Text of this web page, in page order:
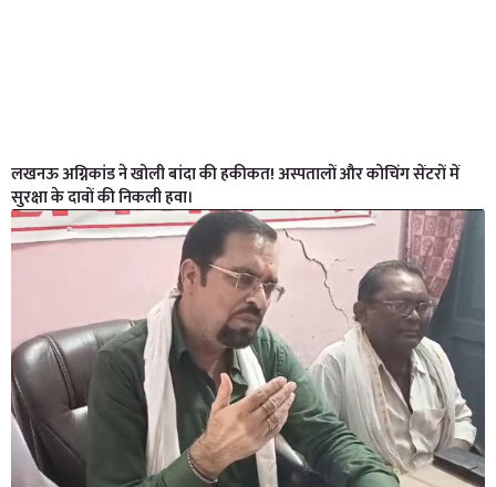
लखनऊ अग्निकांड ने खोली बांदा की हकीकत! अस्पतालों और कोचिंग सेंटरों में
सुरक्षा के दावों की निकली हवा।